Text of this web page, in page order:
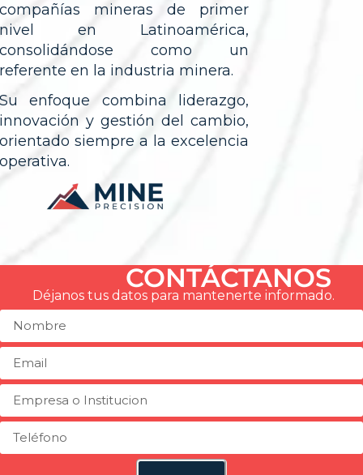
compañías mineras de primer
nivel en Latinoamérica,
consolidándose como un
referente en la industria minera.
Su enfoque combina liderazgo,
innovación y gestión del cambio,
orientado siempre a la excelencia
operativa.
CONTÁCTANOS
Déjanos tus datos para mantenerte informado.